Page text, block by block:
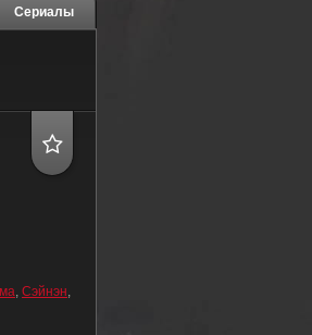
Сериалы
, Сэйнэн,